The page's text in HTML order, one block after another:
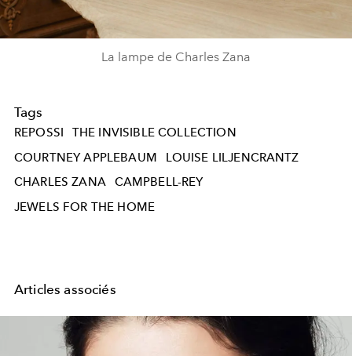
La lampe de Charles Zana
Tags
REPOSSI
THE INVISIBLE COLLECTION
COURTNEY APPLEBAUM
LOUISE LILJENCRANTZ
CHARLES ZANA
CAMPBELL-REY
JEWELS FOR THE HOME
Articles associés